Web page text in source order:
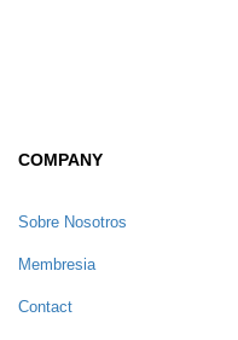
COMPANY
Sobre Nosotros
Membresia
Contact